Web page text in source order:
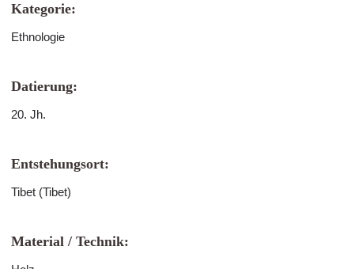
Kategorie:
Ethnologie
Datierung:
20. Jh.
Entstehungsort:
Tibet (Tibet)
Material / Technik: